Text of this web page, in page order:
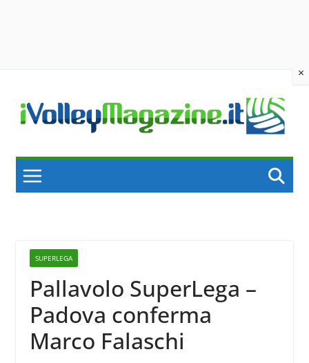
×
content
SUPERLEGA
Pallavolo SuperLega –
Padova conferma
Marco Falaschi